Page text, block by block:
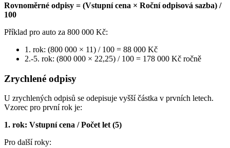
Rovnoměrné odpisy = (Vstupní cena × Roční odpisová sazba) /
100
Příklad pro auto za 800 000 Kč:
1. rok: (800 000 × 11) / 100 = 88 000 Kč
2.-5. rok: (800 000 × 22,25) / 100 = 178 000 Kč ročně
Zrychlené odpisy
U zrychlených odpisů se odepisuje vyšší částka v prvních letech.
Vzorec pro první rok je:
1. rok: Vstupní cena / Počet let (5)
Pro další roky: